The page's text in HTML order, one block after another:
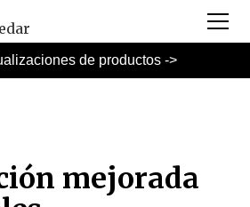
de productos ->
mejorada